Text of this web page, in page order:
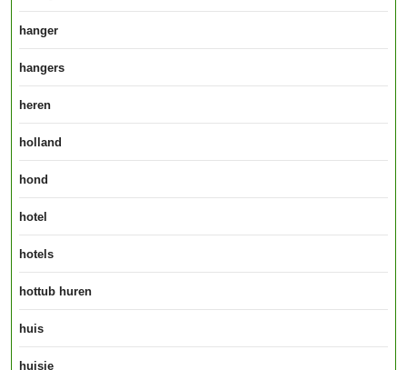
hanger
hangers
heren
holland
hond
hotel
hotels
hottub huren
huis
huisje